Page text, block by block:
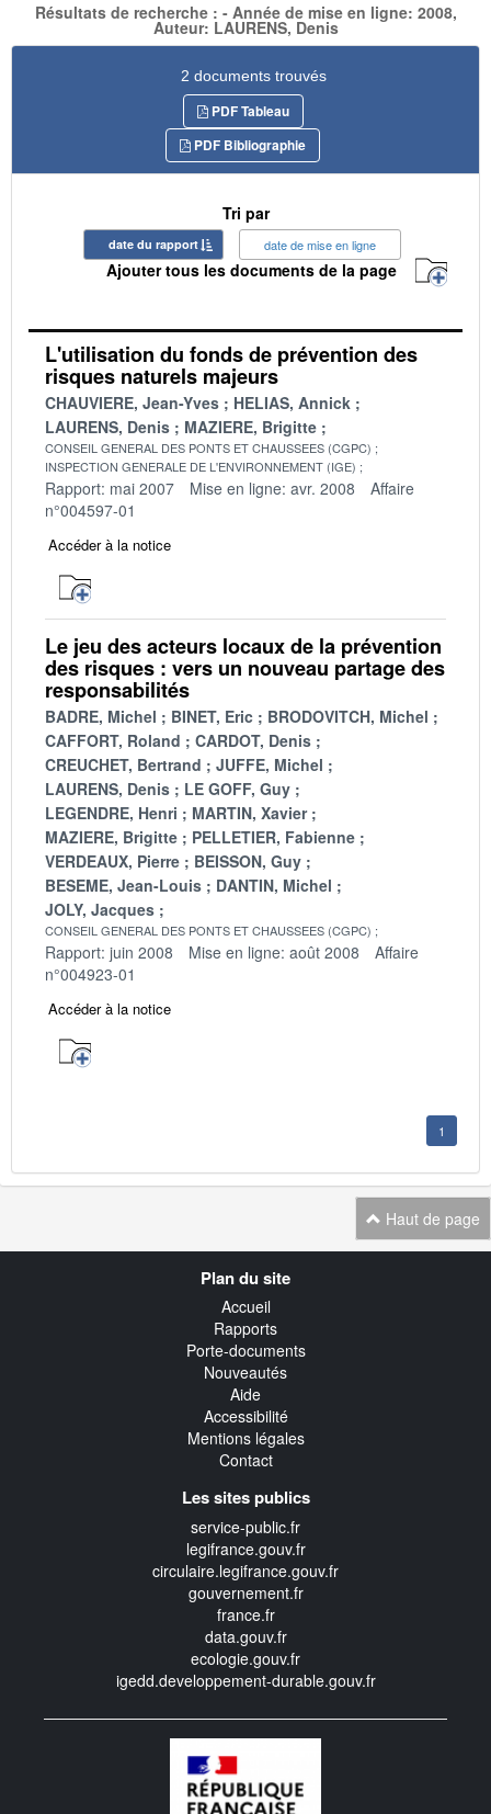
Résultats de recherche : - Année de mise en ligne: 2008,
Auteur: LAURENS, Denis
2 documents trouvés
PDF Tableau
PDF Bibliographie
Tri par
date du rapport date de mise en ligne
Ajouter tous les documents de la page
L'utilisation du fonds de prévention des
risques naturels majeurs
CHAUVIERE, Jean-Yves
HELIAS, Annick
LAURENS, Denis
MAZIERE, Brigitte
CONSEIL GENERAL DES PONTS ET CHAUSSEES (CGPC)
INSPECTION GENERALE DE L'ENVIRONNEMENT (IGE)
Rapport: mai 2007 Mise en ligne: avr. 2008
Affaire
n°004597-01
Accéder à la notice
Le jeu des acteurs locaux de la prévention
des risques : vers un nouveau partage des
responsabilités
BADRE, Michel BINET, Eric
BRODOVITCH, Michel
CAFFORT, Roland
CARDOT, Denis
CREUCHET, Bertrand
JUFFE, Michel
LAURENS, Denis
LE GOFF, Guy
LEGENDRE, Henri
MARTIN, Xavier
MAZIERE, Brigitte
PELLETIER, Fabienne
VERDEAUX, Pierre
BEISSON, Guy
BESEME, Jean-Louis
DANTIN, Michel
JOLY, Jacques
CONSEIL GENERAL DES PONTS ET CHAUSSEES (CGPC)
Rapport: juin 2008 Mise en ligne: août 2008
Affaire
n°004923-01
Accéder à la notice
1
Haut de page
Plan du site
Accueil
Rapports
Porte-documents
Nouveautés
Aide
Accessibilité
Mentions légales
Contact
Les sites publics
service-public.fr
legifrance.gouv.fr
circulaire.legifrance.gouv.fr
gouvernement.fr
france.fr
data.gouv.fr
ecologie.gouv.fr
igedd.developpement-durable.gouv.fr